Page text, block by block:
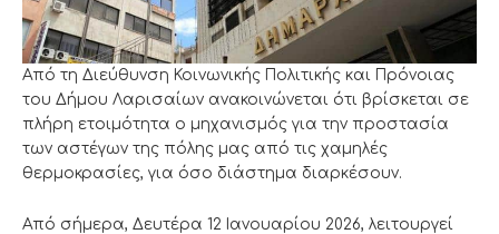
Από τη Διεύθυνση Κοινωνικής Πολιτικής και Πρόνοιας
του Δήμου Λαρισαίων ανακοινώνεται ότι βρίσκεται σε
πλήρη ετοιμότητα ο μηχανισμός για την προστασία
των αστέγων της πόλης μας από τις χαμηλές
θερμοκρασίες, για όσο διάστημα διαρκέσουν.
Από σήμερα, Δευτέρα 12 Ιανουαρίου 2026, λειτουργεί